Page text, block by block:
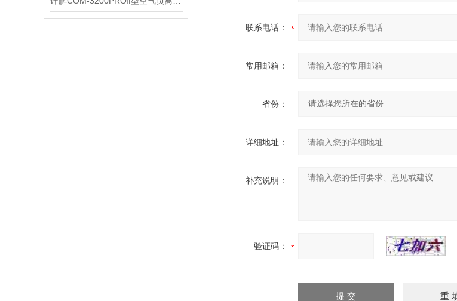
联系电话：
常用邮箱：
省份：
详细地址：
补充说明：
验证码：